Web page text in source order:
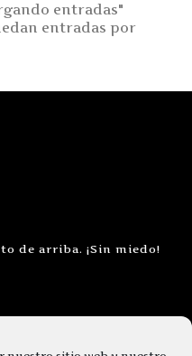
entradas"
entradas por
de arriba. ¡Sin miedo!